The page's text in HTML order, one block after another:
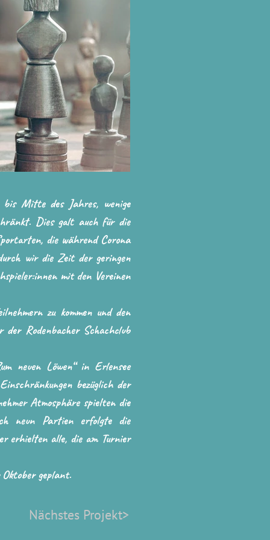
bis Mitte des Jahres, wenige
Dies galt auch für die
die während Corona
wir die Zeit der geringen
mit den Vereinen
zu kommen und den
Rodenbacher Schachclub
neuen Löwen“ in Erlensee
bezüglich der
Atmosphäre spielten die
neun Partien erfolgte die
erhielten alle, die am Turnier
geplant.
Nächstes Projekt>